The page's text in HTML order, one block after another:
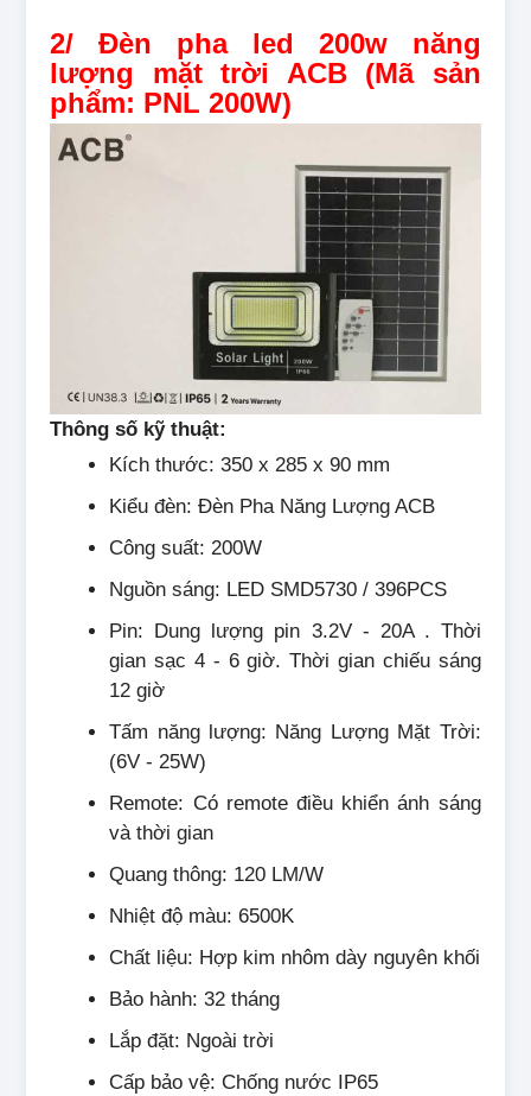
2/ Đèn pha led 200w năng
lượng mặt trời ACB (Mã sản
phẩm: PNL 200W)
Thông số kỹ thuật:
Kích thước: 350 x 285 x 90 mm
Kiểu đèn: Đèn Pha Năng Lượng ACB
Công suất: 200W
Nguồn sáng: LED SMD5730 / 396PCS
Pin: Dung lượng pin 3.2V - 20A . Thời
gian sạc 4 - 6 giờ. Thời gian chiếu sáng
12 giờ
Tấm năng lượng: Năng Lượng Mặt Trời:
(6V - 25W)
Remote: Có remote điều khiển ánh sáng
và thời gian
Quang thông: 120 LM/W
Nhiệt độ màu: 6500K
Chất liệu: Hợp kim nhôm dày nguyên khối
Bảo hành: 32 tháng
Lắp đặt: Ngoài trời
Cấp bảo vệ: Chống nước IP65